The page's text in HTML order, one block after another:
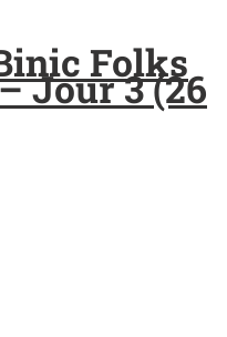
Folks
Jour 3 (26